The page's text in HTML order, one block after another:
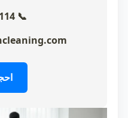
📞 0568829114